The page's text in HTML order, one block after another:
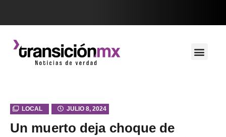
LOCAL JULIO 8, 2024
Un muerto deja choque de